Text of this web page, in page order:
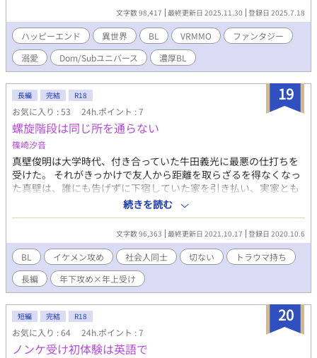
レイ以外ではsubがいい」と言われる。 琥珀は支配されたい
subの性質が強いのに、性格や長身からdomとして扱われること
が多かった。 そんな傷付いた琥珀を見かねて、親友の萩原はと
あるゲームを勧めた。いま世間で一番人気なVRMMOゲームである
それは、リアルな世界観でNPCとの会話も本物の人間と話してい
るようだと話題の作品だ。 『アンデレヴェルトオンライン』 通
称AWOと呼ばれるこのゲームの世界で、ダイナミクスのことを忘
れて過ごしてみるのもいいかもしれない。でも恋愛だけはしない
でおこう。本当の自分を知ったらきっと幻滅されるから。 そん
な期待と、少しの不安を胸に琥珀は仮想空間の世界に足を踏み入
れた＿＿＿＿それなのに、どうして好みドンピシャのNPCが口説
いてくるの…！！ Dom /Subユニバースのある世界です。溺愛系
スパダリ紳士×恋愛下手な美人が見たくて書きました。現実の世
界がある大学生の受けと、ゲームの世界にいるNPCな攻めのスロ
ーライフ恋愛模様を楽しんでいただけると嬉しいです。 成人指定
は「いつか絶対そういうことをしてもらうぞ！！」の決意表明と
してつけています。
文字数 98,417 最終更新日 2025.11.30 登録日 2025.7.18
ハッピーエンド 異世界 BL VRMMO
ファンタジー
溺愛
Dom/Subユニバース 濃厚BL
19
長編 完結 R18
お気に入り : 53 24h.ポイント : 7
螺旋階段は同じ所を通らない
篠崎汐音
真壁俊明は大学時代、付き合っていた牛田義光に最悪の仕打ちを
受けた。 それがきっかけで友人から距離を取らざるを得なくなっ
た真壁は、誰にも告げずに下宿していた家を引き払い、実家とも
大学とも縁のない場所へ移住した。 真壁は新天地で新しい人間関
係を作ろうとするが、牛田に受けた仕打ちがトラウマになってお
り、一歩を踏み出すことが出来ない。交友関係も、恋愛も全く上
手くいかなかった。 そんな中、大学時代からファンだったロック
バンド･スパイラルの曲だけは、真壁の心を支えてくれた。 それ
から四年後、真壁は初めて参戦したスパイラルのライブで、取引
先の製薬会社の担当である宮下悠人と隣の席になる。それがきっ
かけで二人はプライベートでも交友を深めるようになり、真壁は
次第に宮下に惹かれていくのだが……。 ◆2021/10/17 完結しま
した。お読みいただき、ありがとうございました。 ※エブリスタ
さんで投稿している話と同一のものです。 ※R18描写の該当ペー
ジには◎が付いています。閲覧の際はご注意ください。
続きを読む
文字数 96,363 最終更新日 2021.10.17 登録日 2020.10.6
BL イケメン攻め 社会人同士 切ない
トラウマ持ち
長編
年下攻め×年上受け
20
短編 完結 R18
お気に入り : 64 24h.ポイント : 7
ノンケ受け初体験は英語で